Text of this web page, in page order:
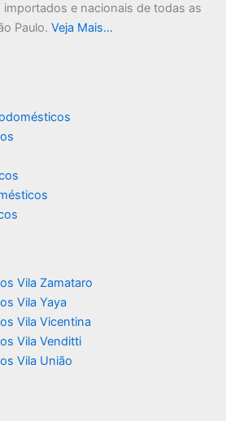
e nacionais de todas as
Paulo. Veja Mais…
Vila Zamataro
Vila Yaya
Vila Vicentina
Vila Venditti
Vila União